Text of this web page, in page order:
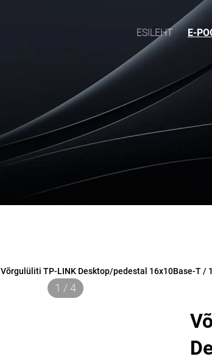
ESILEHT E-
Võrgulüliti TP-LINK Desktop/pedestal 16x10Base-T /
1 / 4